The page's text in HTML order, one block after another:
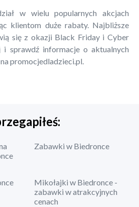
w wielu popularnych akcjach
klientom duże rabaty. Najbliższe
się z okazji Black Friday i Cyber
i sprawdź informacje o aktualnych
promocjedladzieci.pl.
Zabawki w Biedronce
Mikołajki w Biedronce -
zabawki w atrakcyjnych
cenach